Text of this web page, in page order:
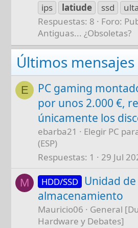
ips
latiude ssd
Respuestas: 8
Foro:
Antiguas... ¿Obsoletas?
Últimos mensajes
E
PC gaming
por unos 2.000 €,
únicamente los
ebarba21
Elegir PC
(ESP)
Respuestas 1 29 Jul
M HDD/SSD Unidad de
almacenamiento
Mauricio06
General
Hardware y Debates]